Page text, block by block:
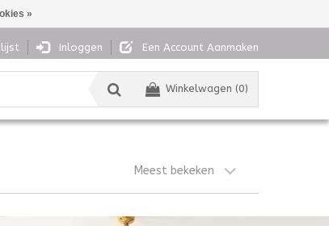
Inloggen Een Account Aanmaken
Winkelwagen (0)
Meest bekeken
»